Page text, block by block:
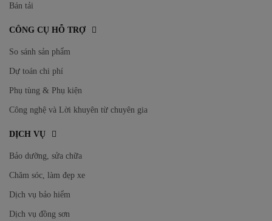
Bán tải
CÔNG CỤ HỖ TRỢ
So sánh sản phẩm
Dự toán chi phí
Phụ tùng & Phụ kiện
Công nghệ và Lời khuyên từ chuyên gia
DỊCH VỤ
Bảo dưỡng, sửa chữa
Chăm sóc, làm đẹp xe
Dịch vụ bảo hiểm
Dịch vụ đồng sơn